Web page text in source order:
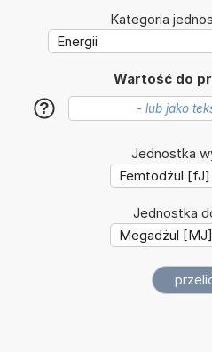
Kategoria
Wartość do
?
Jednostka
Jednostka